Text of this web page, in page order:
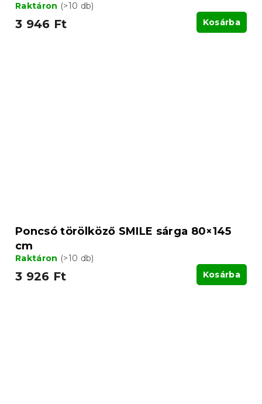
Raktáron (>10 db)
3 946 Ft Kosárba
Poncsó törölköző SMILE sárga 80×145
cm
Raktáron (>10 db)
3 926 Ft Kosárba